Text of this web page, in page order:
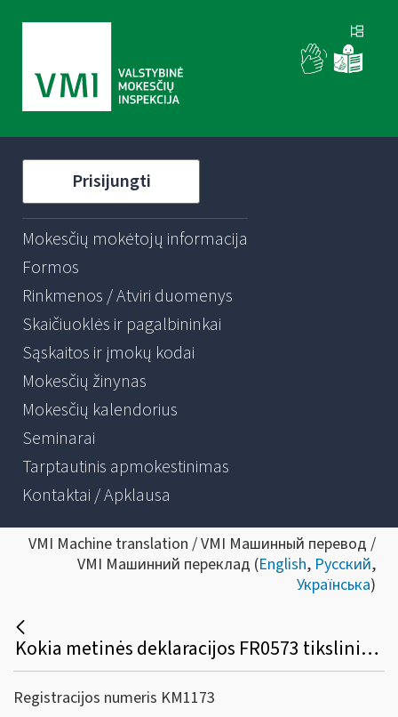
Prisijungti
Mokesčių mokėtojų informacija
Formos
Rinkmenos / Atviri duomenys
Skaičiuoklės ir pagalbininkai
Sąskaitos ir įmokų kodai
Mokesčių žinynas
Mokesčių kalendorius
Seminarai
Tarptautinis apmokestinimas
Kontaktai / Apklausa
VMI Machine translation / VMI Машинный перевод /
VMI Машинний переклад (English, Русский,
Українська)
Kokia metinės deklaracijos FR0573 tikslinimo tvarka?
Registracijos numeris KM1173